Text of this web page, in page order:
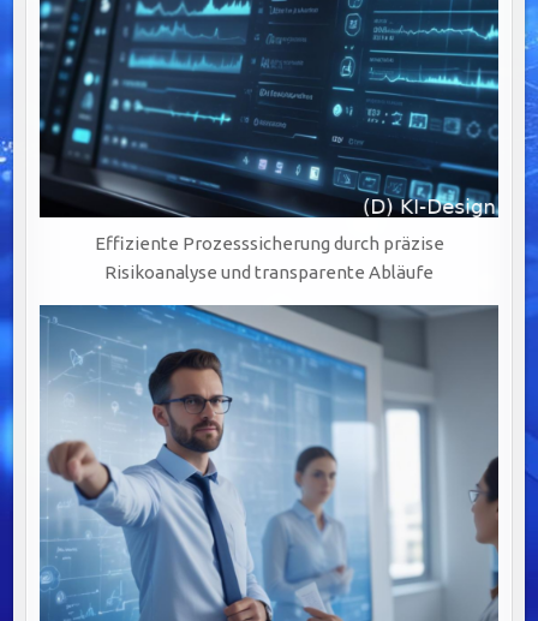
Effiziente Prozesssicherung durch präzise
Risikoanalyse und transparente Abläufe